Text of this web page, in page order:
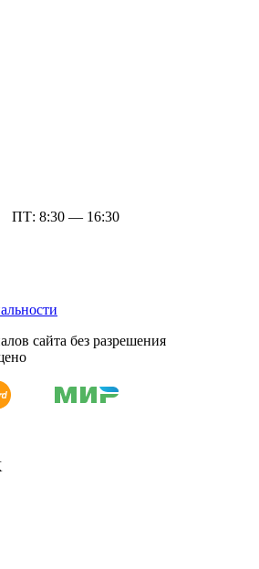
8:30 — 16:30
сайта без разрешения